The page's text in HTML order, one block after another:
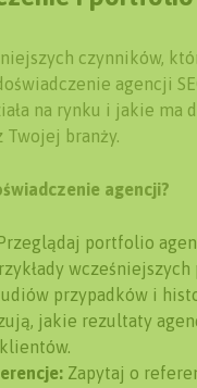
czynników,
agencji
na rynku i jakie ma
Twojej branży.
agencji?
portfolio
przypadków i
jakie rezultaty
Zapytaj o